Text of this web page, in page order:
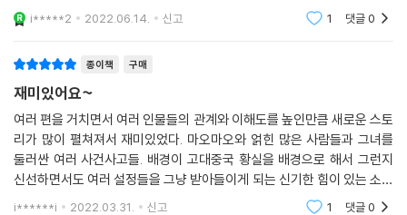
지만 자신은 그것을 인정하지 않는 라한의 친형인 라한 형도 감도 역할을
톡톡히 하죠.
i*****2 2022.06.14. 신고 1 댓글0
종이책 구매
재미있어요~
여러 편을 거치면서 여러 인물들의 관계와 이해도를 높인만큼 새로운 스토
리가 많이 펼쳐져서 재미있었다. 마오마오와 얽힌 많은 사람들과 그녀를
둘러싼 여러 사건사고들. 배경이 고대중국 황실을 배경으로 해서 그런지
신선하면서도 여러 설정들을 그냥 받아들이게 되는 신기한 힘이 있는 소설
이다. 나중에 마오마오가 진시와 어떤 식의 관계로 끝날지 기대도 되고 그
i******i 2022.03.31. 신고 1 댓글0